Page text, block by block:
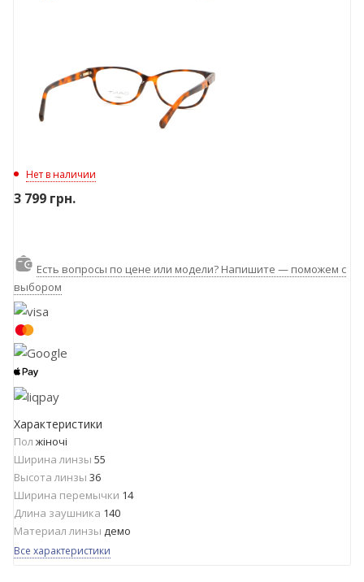
Нет в наличии
3 799 грн.
Есть вопросы по цене или модели? Напишите — поможем с
выбором
Характеристики
Пол жіночі
Ширина линзы 55
Высота линзы 36
Ширина перемычки 14
Длина заушника 140
Материал линзы демо
Все характеристики